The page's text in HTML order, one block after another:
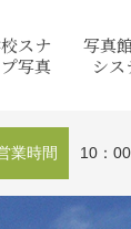
スナ
写真
写真
シス
業時間 10：